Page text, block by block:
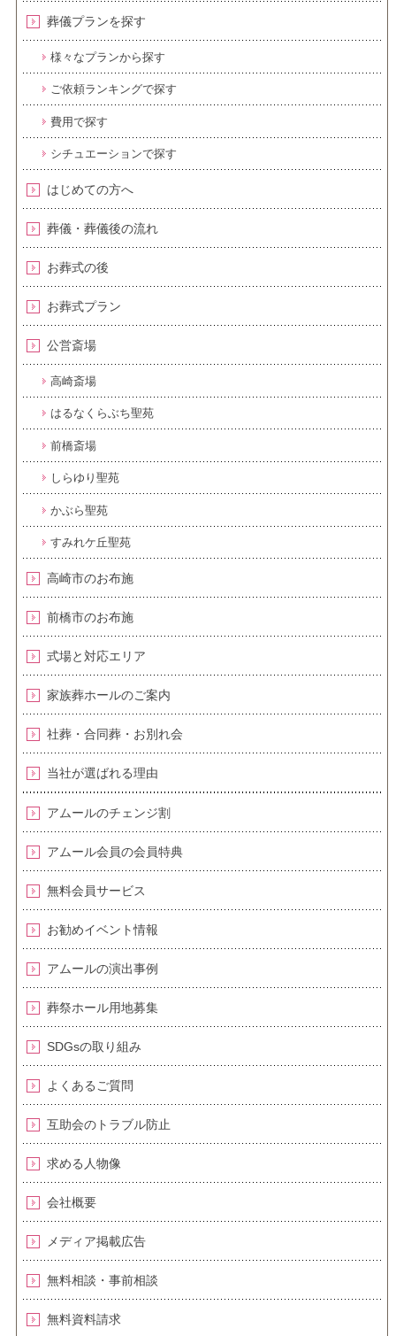
葬儀プランを探す
様々なプランから探す
ご依頼ランキングで探す
費用で探す
シチュエーションで探す
はじめての方へ
葬儀・葬儀後の流れ
お葬式の後
お葬式プラン
公営斎場
高崎斎場
はるなくらぶち聖苑
前橋斎場
しらゆり聖苑
かぶら聖苑
すみれケ丘聖苑
高崎市のお布施
前橋市のお布施
式場と対応エリア
家族葬ホールのご案内
社葬・合同葬・お別れ会
当社が選ばれる理由
アムールのチェンジ割
アムール会員の会員特典
無料会員サービス
お勧めイベント情報
アムールの演出事例
葬祭ホール用地募集
SDGsの取り組み
よくあるご質問
互助会のトラブル防止
求める人物像
会社概要
メディア掲載広告
無料相談・事前相談
無料資料請求